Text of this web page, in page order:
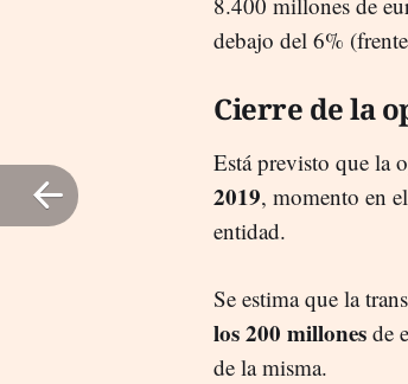
debajo del 6%
Cierre de la
Está previsto que la
2019, momento en
entidad.
Se estima que la
los 200 millones de
de la misma.